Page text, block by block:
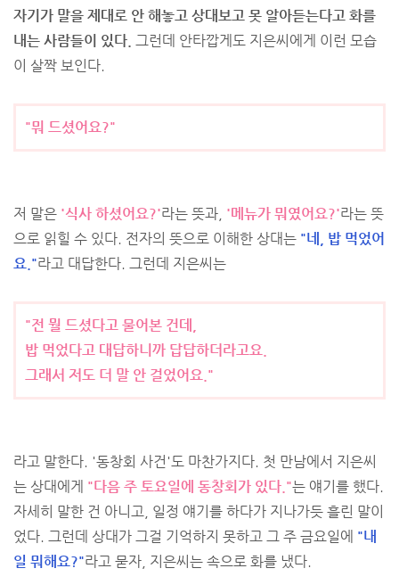
자기가 말을 제대로 안 해놓고 상대보고 못 알아듣는다고 화를
내는 사람들이 있다. 그런데 안타깝게도 지은씨에게 이런 모습
이 살짝 보인다.
"뭐 드셨어요?"
저 말은 '식사 하셨어요?'라는 뜻과, '메뉴가 뭐였어요?'라는 뜻
으로 읽힐 수 있다. 전자의 뜻으로 이해한 상대는 "네, 밥 먹었어
요."라고 대답한다. 그런데 지은씨는
"전 뭘 드셨다고 물어본 건데,
밥 먹었다고 대답하니까 답답하더라고요.
그래서 저도 더 말 안 걸었어요."
라고 말한다. '동창회 사건'도 마찬가지다. 첫 만남에서 지은씨
는 상대에게 "다음 주 토요일에 동창회가 있다."는 얘기를 했다.
자세히 말한 건 아니고, 일정 얘기를 하다가 지나가듯 흘린 말이
었다. 그런데 상대가 그걸 기억하지 못하고 그 주 금요일에 "내
일 뭐해요?"라고 묻자, 지은씨는 속으로 화를 냈다.